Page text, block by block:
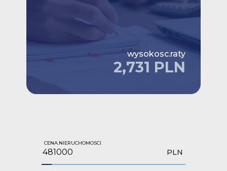
wysokosc.raty
2,731 PLN
CENA.NIERUCHOMOSCI
PLN